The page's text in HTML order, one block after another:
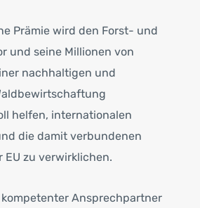
Prämie wird den Forst- und
und seine Millionen von
nachhaltigen und
helfen, internationalen
die damit verbundenen
EU zu verwirklichen.
Ansprech­partner